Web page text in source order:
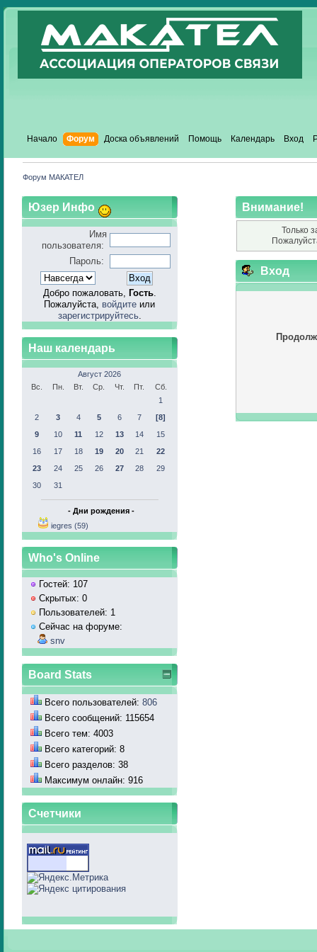
Начало Форум Доска объявлений Помощь Календарь Вход
Форум МАКАТЕЛ
Юзер Инфо
Имя
пользователя:
Пароль:
Добро пожаловать, Гость.
Пожалуйста, войдите или
зарегистрируйтесь.
Наш календарь
Август 2026
Вс.
Пн. Вт. Ср. Чт. Пт.
Сб.
1
2
3 4 5 6 7
[8]
9
10 11 12 13 14
15
16
17 18 19 20 21
22
23
24 25 26 27 28
29
30
31
- Дни рождения -
iegres (59)
Who's Online
Гостей: 107
Скрытых: 0
Пользователей: 1
Сейчас на форуме:
snv
Board Stats
Всего пользователей: 806
Всего сообщений: 115654
Всего тем: 4003
Всего категорий: 8
Всего разделов: 38
Максимум онлайн: 916
Счетчики
Внимание!
Только
Вход